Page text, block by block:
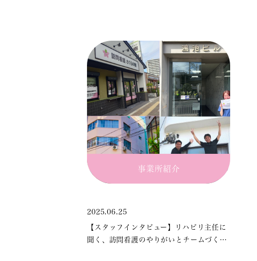
事業所紹介
2025.06.25
【スタッフインタビュー】リハビリ主任に
聞く、訪問看護のやりがいとチームづくり